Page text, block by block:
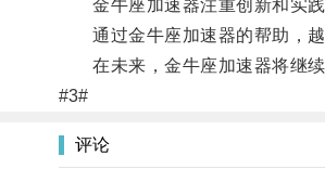
金牛座加速器注重创新和实践
通过金牛座加速器的帮助，越
在未来，金牛座加速器将继续
#3#
评论